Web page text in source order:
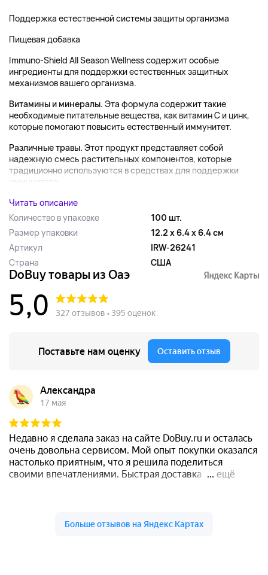
Поддержка естественной системы защиты организма
Пищевая добавка
Immuno-Shield All Season Wellness содержит особые
ингредиенты для поддержки естественных защитных
механизмов вашего организма.
Витамины и минералы. Эта формула содержит такие
необходимые питательные вещества, как витамин С и цинк,
которые помогают повысить естественный иммунитет.
Различные травы. Этот продукт представляет собой
надежную смесь растительных компонентов, которые
традиционно используются в средствах для поддержки
иммунитета,...
Читать описание
Количество в упаковке
100 шт.
Размер упаковки
12.2 x 6.4 x 6.4 см
Артикул
IRW-26241
Страна
США